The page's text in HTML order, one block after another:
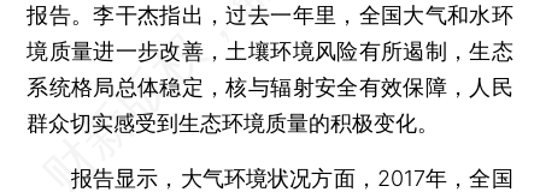
报告。李干杰指出，过去一年里，全国大气和水环
境质量进一步改善，土壤环境风险有所遏制，生态
系统格局总体稳定，核与辐射安全有效保障，人民
群众切实感受到生态环境质量的积极变化。
报告显示，大气环境状况方面，2017年，全国